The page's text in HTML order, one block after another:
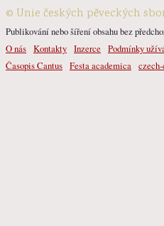
© Unie českých pěveckých
Publikování nebo šíření obsahu bez
O nás Kontakty Inzerce Podmínky
Časopis Cantus Festa academica